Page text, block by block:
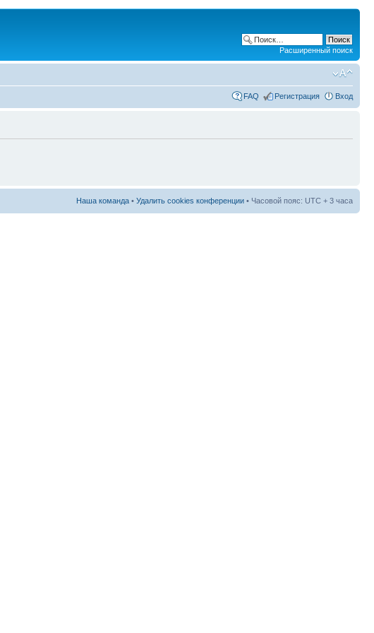
Расширенный поиск
FAQ Регистрация Вход
Наша команда • Удалить cookies конференции • Часовой пояс: UTC + 3 часа